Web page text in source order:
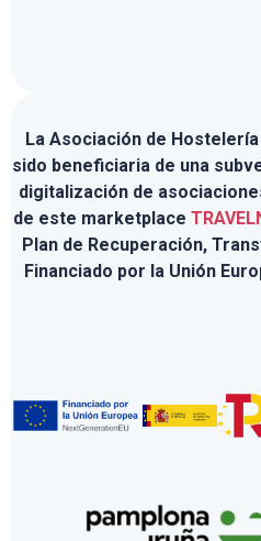
La Asociación de
sido beneficiaria de una
digitalización de
de este marketplace
Plan de Recuperación,
Financiado por la Unión